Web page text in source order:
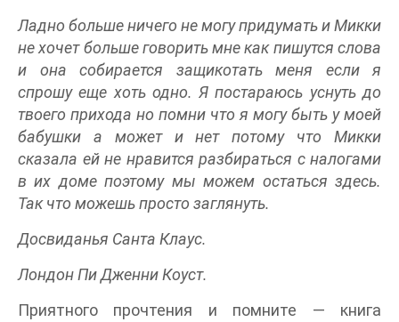
Ладно больше ничего не могу придумать и Микки
не хочет больше говорить мне как пишутся слова
и она собирается защикотать меня если я
спрошу еще хоть одно. Я постараюсь уснуть до
твоего прихода но помни что я могу быть у моей
бабушки а может и нет потому что Микки
сказала ей не нравится разбираться с налогами
в их доме поэтому мы можем остаться здесь.
Так что можешь просто заглянуть.
Досвиданья Санта Клаус.
Лондон Пи Дженни Коуст.
Приятного прочтения и помните — книга